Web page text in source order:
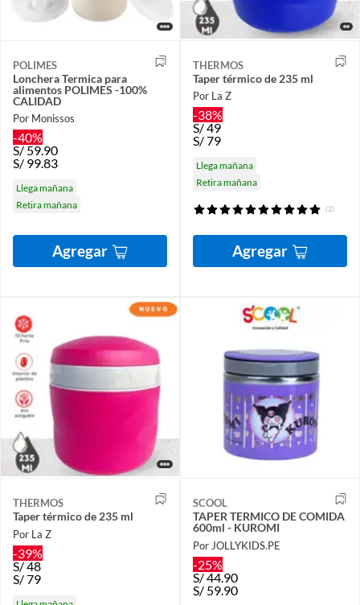
POLIMES
Lonchera Termica para
alimentos POLIMES -100%
CALIDAD
Por Monissos
-40%
S/ 59.90
S/ 99.83
Llega mañana
Retira mañana
Agregar
THERMOS
Taper térmico de 235 ml
Por La Z
-38%
S/49
S/79
Llega mañana
Retira mañana
(2)
Agregar
THERMOS
Taper térmico de 235 ml
Por La Z
-39%
S/48
S/79
SCOOL
TAPER TERMICO DE COMIDA
600ml - KUROMI
Por JOLLYKIDS.PE
-25%
S/44.90
S/ 59.90